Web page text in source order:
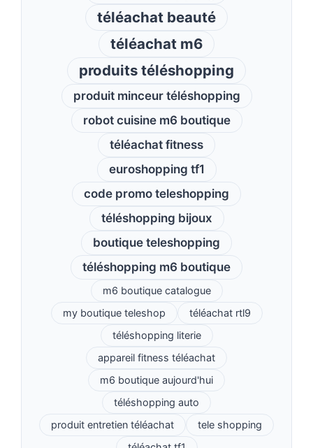
téléachat beauté
téléachat m6
produits téléshopping
produit minceur téléshopping
robot cuisine m6 boutique
téléachat fitness
euroshopping tf1
code promo teleshopping
téléshopping bijoux
boutique teleshopping
téléshopping m6 boutique
m6 boutique catalogue
my boutique teleshop
téléachat rtl9
téléshopping literie
appareil fitness téléachat
m6 boutique aujourd'hui
téléshopping auto
produit entretien téléachat
tele shopping